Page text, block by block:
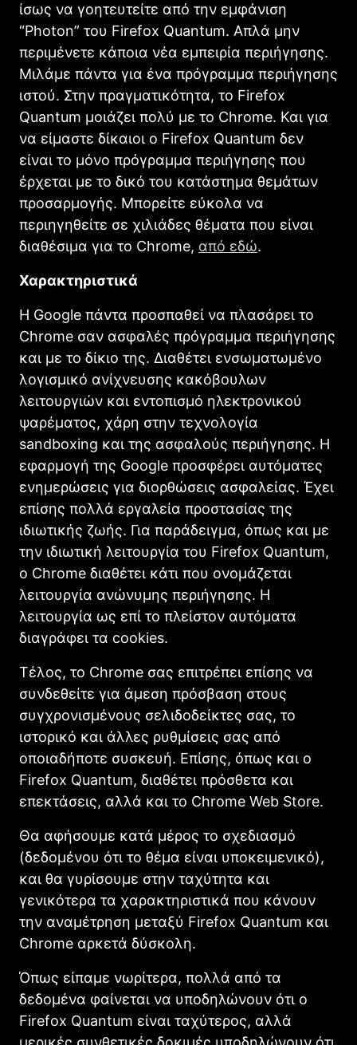
ίσως να γοητευτείτε από την εμφάνιση
“Photon” του Firefox Quantum. Απλά μην
περιμένετε κάποια νέα εμπειρία περιήγησης.
Μιλάμε πάντα για ένα πρόγραμμα περιήγησης
ιστού. Στην πραγματικότητα, το Firefox
Quantum μοιάζει πολύ με το Chrome. Και για
να είμαστε δίκαιοι ο Firefox Quantum δεν
είναι το μόνο πρόγραμμα περιήγησης που
έρχεται με το δικό του κατάστημα θεμάτων
προσαρμογής. Μπορείτε εύκολα να
περιηγηθείτε σε χιλιάδες θέματα που είναι
διαθέσιμα για το Chrome, από εδώ.
Χαρακτηριστικά
Η Google πάντα προσπαθεί να πλασάρει το
Chrome σαν ασφαλές πρόγραμμα περιήγησης
και με το δίκιο της. Διαθέτει ενσωματωμένο
λογισμικό ανίχνευσης κακόβουλων
λειτουργιών και εντοπισμό ηλεκτρονικού
ψαρέματος, χάρη στην τεχνολογία
sandboxing και της ασφαλούς περιήγησης. Η
εφαρμογή της Google προσφέρει αυτόματες
ενημερώσεις για διορθώσεις ασφαλείας. Έχει
επίσης πολλά εργαλεία προστασίας της
ιδιωτικής ζωής. Για παράδειγμα, όπως και με
την ιδιωτική λειτουργία του Firefox Quantum,
ο Chrome διαθέτει κάτι που ονομάζεται
λειτουργία ανώνυμης περιήγησης. Η
λειτουργία ως επί το πλείστον αυτόματα
διαγράφει τα cookies.
Τέλος, το Chrome σας επιτρέπει επίσης να
συνδεθείτε για άμεση πρόσβαση στους
συγχρονισμένους σελιδοδείκτες σας, το
ιστορικό και άλλες ρυθμίσεις σας από
οποιαδήποτε συσκευή. Επίσης, όπως και ο
Firefox Quantum, διαθέτει πρόσθετα και
επεκτάσεις, αλλά και το Chrome Web Store.
Θα αφήσουμε κατά μέρος το σχεδιασμό
(δεδομένου ότι το θέμα είναι υποκειμενικό),
και θα γυρίσουμε στην ταχύτητα και
γενικότερα τα χαρακτηριστικά που κάνουν
την αναμέτρηση μεταξύ Firefox Quantum και
Chrome αρκετά δύσκολη.
Όπως είπαμε νωρίτερα, πολλά από τα
δεδομένα φαίνεται να υποδηλώνουν ότι ο
Firefox Quantum είναι ταχύτερος, αλλά